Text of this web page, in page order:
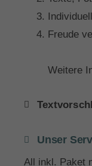
Freude
Weitere
Unser
All inkl. Paket